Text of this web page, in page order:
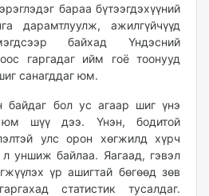
бараа бүтээгдэхүүний
дарамтлуулж, ажилгүйчүүд
байхад Үндэсний
гаргадаг ийм гоё тоонууд
санагддаг юм.
байдаг бол ус агаар шиг үнэ
юм шүү дээ. Үнэн, бодитой
улс орон хөгжилд хүрч
л уншиж байлаа. Яагаад, гэвэл
үр ашигтай бөгөөд зөв
статистик тусалдаг.